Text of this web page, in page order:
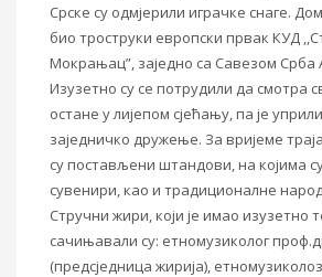
Срске су одмјерили играчке снаге.
био троструки европски првак КУД
Мокрањац”, заједно са Савезом Срба
Изузетно су се потрудили да смотра
остане у лијепом сјећању, па је
заједничко дружење. За вријеме
су постављени штандови, на којима
сувенири, као и традиционалне
Стручни жири, који је имао изузетно
сачињавали су: етномузиколог
(предсједница жирија),